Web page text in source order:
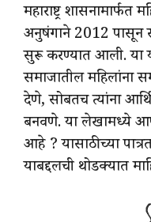
महाराष्ट्र शासनामार्फत
अनुषंगाने 2012 पासून
सुरू करण्यात आली. या
समाजातील महिलांना
देणे, सोबतच त्यांना
बनवणे. या लेखामध्ये
आहे ? यासाठीच्या
याबद्दलची थोडक्यात